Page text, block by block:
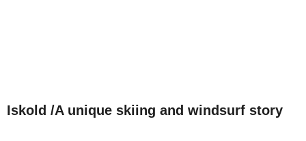
Iskold /A unique skiing and windsurf story